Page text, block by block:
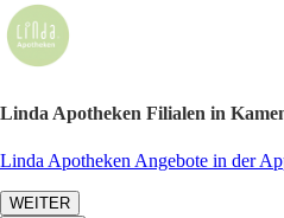
Linda Apotheken Filialen in
Linda Apotheken Angebote in der
WEITER